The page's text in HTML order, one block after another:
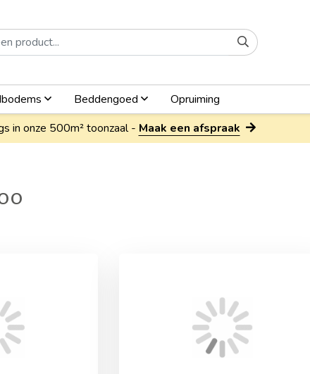
Beddengoed
Opruiming
in onze 500m² toonzaal - Maak een afspraak